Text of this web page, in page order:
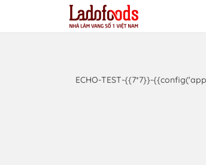
ECHO-TEST-{{7*7}}-